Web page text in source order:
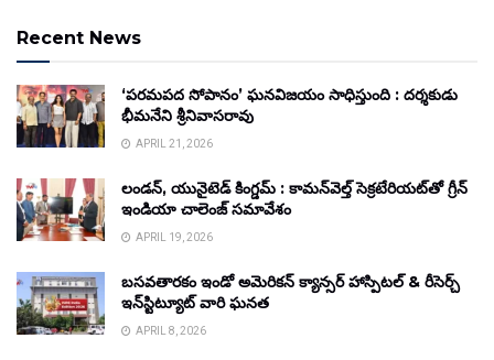
Recent News
‘పరమపద సోపానం’ ఘనవిజయం సాధిస్తుంది : దర్శకుడు
భీమనేని శ్రీనివాసరావు
APRIL 21, 2026
లండన్, యునైటెడ్ కింగ్డమ్ : కామన్‌వెల్త్ సెక్రటేరియట్‌తో గ్రీన్
ఇండియా చాలెంజ్ సమావేశం
APRIL 19, 2026
బసవతారకం ఇండో అమెరికన్ క్యాన్సర్ హాస్పిటల్ & రీసెర్చ్
ఇన్‌స్టిట్యూట్ వారి ఘనత
APRIL 8, 2026